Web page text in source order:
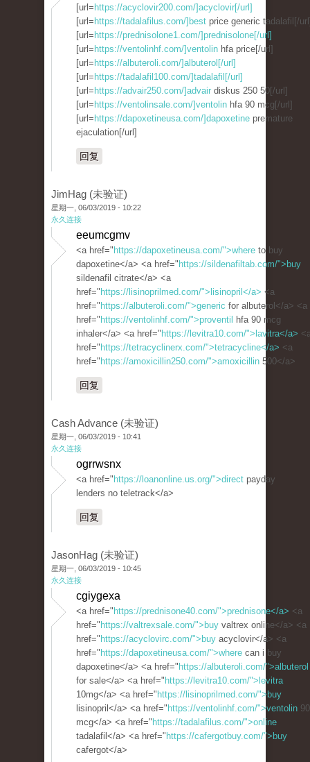
[url= https://acyclovir200.com/]acyclovir[/url]
[url= https://tadalafilus.com/]best price generic tadalafil[/
[url= https://prednisolone1.com/]prednisolone[/url]
[url= https://ventolinhf.com/]ventolin hfa price[/url]
[url= https://albuteroli.com/]albuterol[/url]
[url= https://tadalafil100.com/]tadalafil[/url]
[url= https://advair250.com/]advair diskus 250 50[/url]
[url= https://ventolinsale.com/]ventolin hfa 90 mcg[/url]
[url= https://dapoxetineusa.com/]dapoxetine premature
ejaculation[/url]
回复
JimHag (未验证)
星期一, 06/03/2019 - 10:22
永久连接
eeumcgmv
<a href=" https://dapoxetineusa.com/">where to buy
dapoxetine</a> <a href=" https://sildenafiltab.com/">buy
sildenafil citrate</a> <a
href=" https://lisinoprilmed.com/">lisinopril</a> <a
href=" https://albuteroli.com/">generic for albuterol</a> <a
href=" https://ventolinhf.com/">proventil
hfa 90 mcg
inhaler</a> <a href=" https://levitra10.com/">lavitra</a>
href=" https://tetracyclinerx.com/">tetracycline</a> <a
href=" https://amoxicillin250.com/">amoxicillin 500</a>
回复
Cash Advance (未验证)
星期一, 06/03/2019 - 10:41
永久连接
ogrrwsnx
<a href=" https://loanonline.us.org/">direct payday
lenders no teletrack</a>
回复
JasonHag (未验证)
星期一, 06/03/2019 - 10:45
永久连接
cgiygexa
<a href=" https://prednisone40.com/">prednisone</a> <a
href=" https://valtrexsale.com/">buy valtrex online</a> <a
href=" https://acyclovirc.com/">buy acyclovir</a> <a
href=" https://dapoxetineusa.com/">where can i buy
dapoxetine</a> <a href=" https://albuteroli.com/">albuterol
for sale</a> <a href=" https://levitra10.com/">levitra
10mg</a> <a href=" https://lisinoprilmed.com/">buy
lisinopril</a> <a href=" https://ventolinhf.com/">ventolin 90
mcg</a> <a href=" https://tadalafilus.com/">online
tadalafil</a> <a href=" https://cafergotbuy.com/">buy
cafergot</a>